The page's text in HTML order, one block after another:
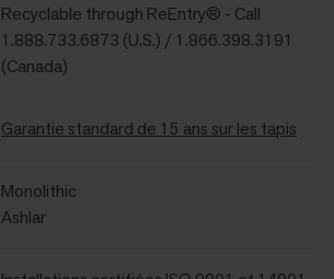
Recyclable through ReEntry® - Call
1.888.733.6873 (U.S.) / 1.866.398.3191
(Canada)
Garantie standard de 15 ans sur les tapis
Monolithic
Ashlar